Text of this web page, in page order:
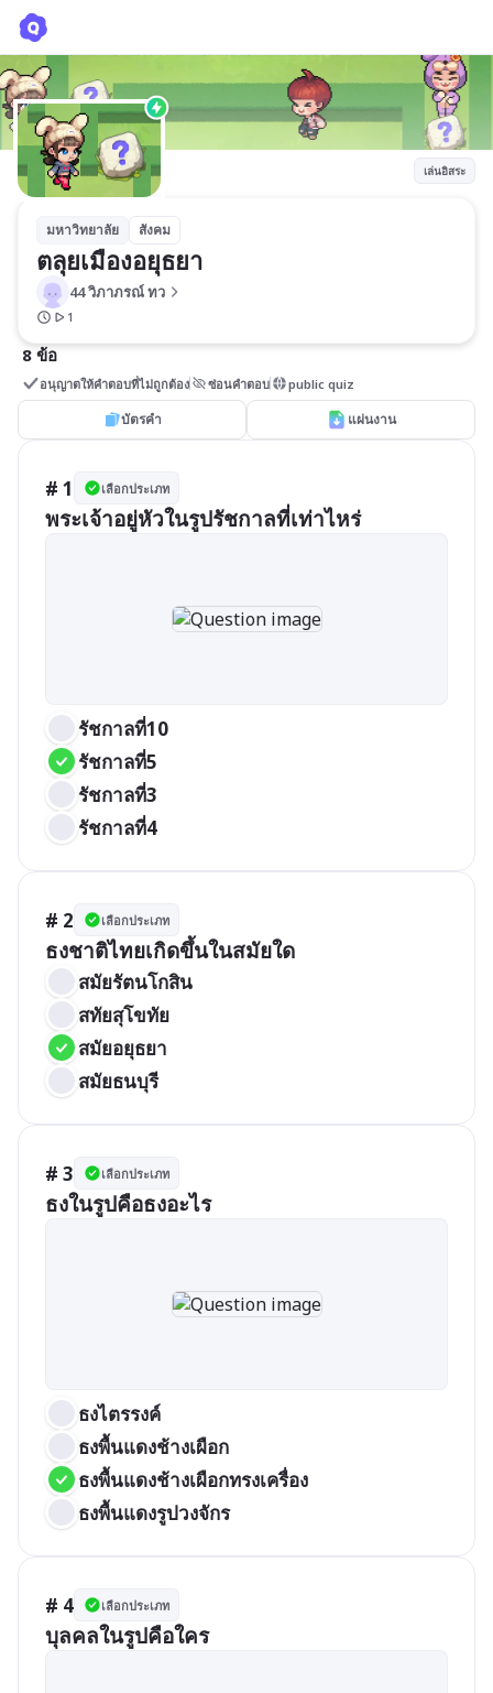
เล่นอิสระ
มหาวิทยาลัย สังคม
ตลุยเมืองอยุธยา
44 วิภาภรณ์ ทว
1
8 ข้อ
อนุญาตให้คำตอบที่ไม่ถูกต้อง ซ่อนคำตอบ public quiz
บัตรคำ แผ่นงาน
# 1 เลือกประเภท
พระเจ้าอยู่หัวในรูปรัชกาลที่เท่าไหร่
รัชกาลที่10
รัชกาลที่5
รัชกาลที่3
รัชกาลที่4
# 2 เลือกประเภท
ธงชาติไทยเกิดขึ้นในสมัยใด
สมัยรัตนโกสิน
สทัยสุโขทัย
สมัยอยุธยา
สมัยธนบุรี
# 3 เลือกประเภท
ธงในรูปคือธงอะไร
ธงไตรรงค์
ธงพื้นแดงช้างเผือก
ธงพื้นแดงช้างเผือกทรงเครื่อง
ธงพื้นแดงรูปวงจักร
# 4 เลือกประเภท
บุลคลในรูปคือใคร